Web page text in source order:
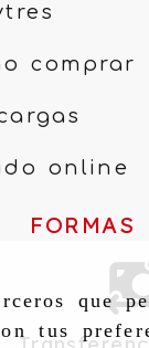
que
tus
comprar
online
FORMAS